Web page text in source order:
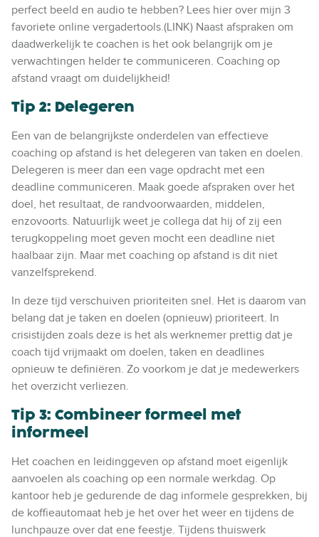
perfect beeld en audio te hebben? Lees hier over mijn 3
favoriete online vergadertools.(LINK) Naast afspraken om
daadwerkelijk te coachen is het ook belangrijk om je
verwachtingen helder te communiceren. Coaching op
afstand vraagt om duidelijkheid!
Tip 2: Delegeren
Een van de belangrijkste onderdelen van effectieve
coaching op afstand is het delegeren van taken en doelen.
Delegeren is meer dan een vage opdracht met een
deadline communiceren. Maak goede afspraken over het
doel, het resultaat, de randvoorwaarden, middelen,
enzovoorts. Natuurlijk weet je collega dat hij of zij een
terugkoppeling moet geven mocht een deadline niet
haalbaar zijn. Maar met coaching op afstand is dit niet
vanzelfsprekend.
In deze tijd verschuiven prioriteiten snel. Het is daarom van
belang dat je taken en doelen (opnieuw) prioriteert. In
crisistijden zoals deze is het als werknemer prettig dat je
coach tijd vrijmaakt om doelen, taken en deadlines
opnieuw te definiëren. Zo voorkom je dat je medewerkers
het overzicht verliezen.
Tip 3: Combineer formeel met
informeel
Het coachen en leidinggeven op afstand moet eigenlijk
aanvoelen als coaching op een normale werkdag. Op
kantoor heb je gedurende de dag informele gesprekken, bij
de koffieautomaat heb je het over het weer en tijdens de
lunchpauze over dat ene feestje. Tijdens thuiswerk